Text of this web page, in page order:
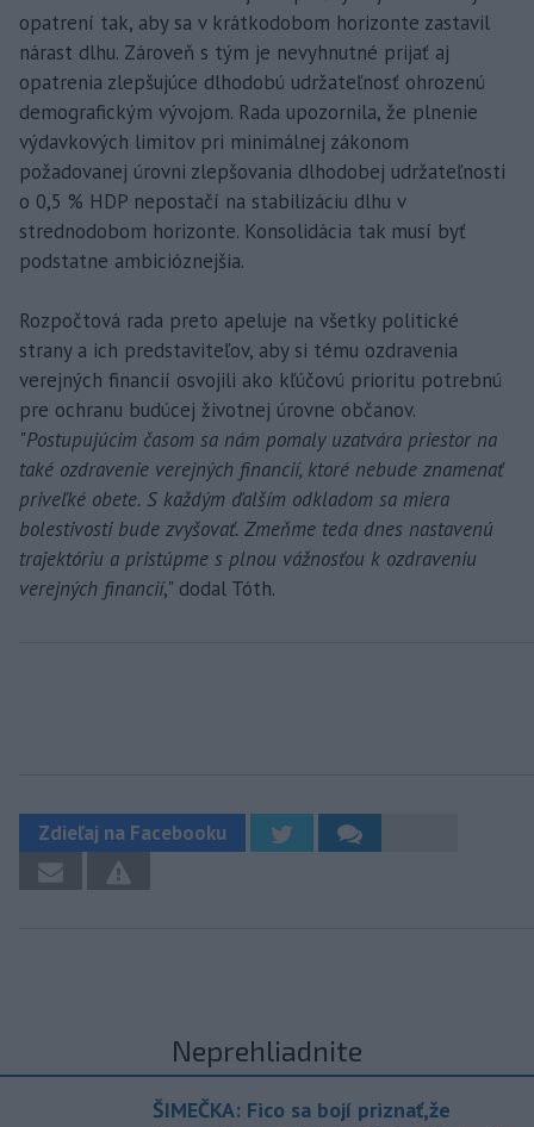
opatrení tak, aby sa v krátkodobom horizonte zastavil
nárast dlhu. Zároveň s tým je nevyhnutné prijať aj
opatrenia zlepšujúce dlhodobú udržateľnosť ohrozenú
demografickým vývojom. Rada upozornila, že plnenie
výdavkových limitov pri minimálnej zákonom
požadovanej úrovni zlepšovania dlhodobej udržateľnosti
o 0,5 % HDP nepostačí na stabilizáciu dlhu v
strednodobom horizonte. Konsolidácia tak musí byť
podstatne ambicióznejšia.
Rozpočtová rada preto apeluje na všetky politické
strany a ich predstaviteľov, aby si tému ozdravenia
verejných financií osvojili ako kľúčovú prioritu potrebnú
pre ochranu budúcej životnej úrovne občanov.
"Postupujúcim časom sa nám pomaly uzatvára priestor na
také ozdravenie verejných financií, ktoré nebude znamenať
priveľké obete. S každým ďalším odkladom sa miera
bolestivosti bude zvyšovať. Zmeňme teda dnes nastavenú
trajektóriu a pristúpme s plnou vážnosťou k ozdraveniu
verejných financií," dodal Tóth.
Zdieľaj na Facebooku
Neprehliadnite
ŠIMEČKA: Fico sa bojí priznať,že